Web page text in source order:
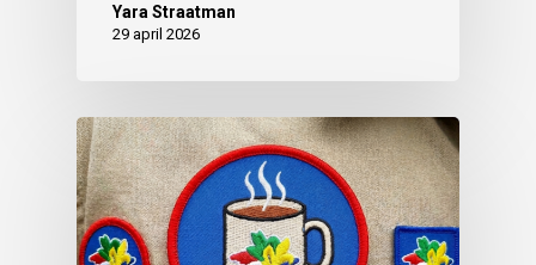
Yara Straatman
29 april 2026